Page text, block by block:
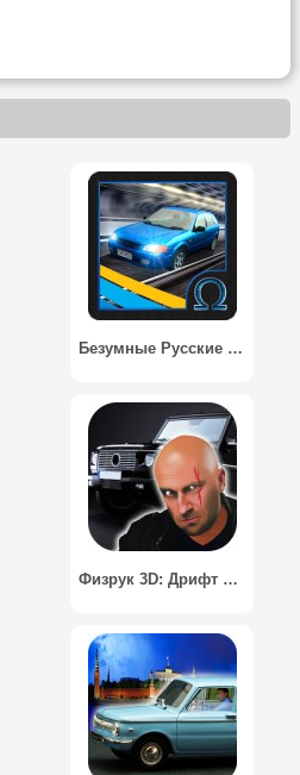
Безумные Русские Гонки / Crazy Russian Race
Физрук 3D: Дрифт На Гелике / FizRuk Drift 3D